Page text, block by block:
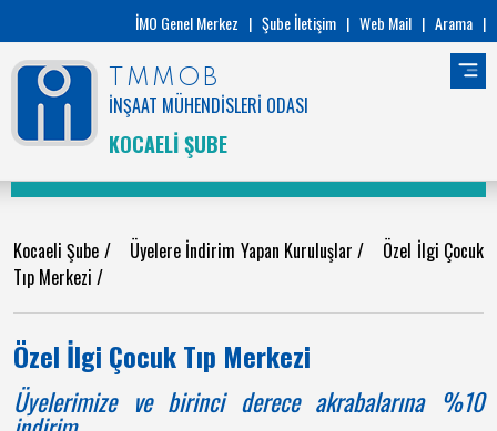
İMO Genel Merkez | Şube İletişim | Web Mail | Arama |
TMMOB
İNŞAAT MÜHENDİSLERİ ODASI
KOCAELİ ŞUBE
Kocaeli Şube / Üyelere İndirim Yapan Kuruluşlar/ Özel İlgi Çocuk
Tıp Merkezi /
Özel İlgi Çocuk Tıp Merkezi
Üyelerimize ve birinci derece akrabalarına %10